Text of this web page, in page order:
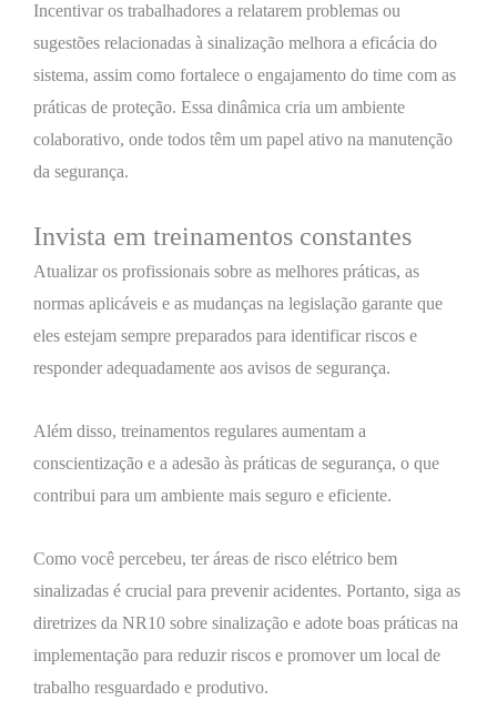
Incentivar os trabalhadores a relatarem problemas ou
sugestões relacionadas à sinalização melhora a eficácia do
sistema, assim como fortalece o engajamento do time com as
práticas de proteção. Essa dinâmica cria um ambiente
colaborativo, onde todos têm um papel ativo na manutenção
da segurança.
Invista em treinamentos constantes
Atualizar os profissionais sobre as melhores práticas, as
normas aplicáveis e as mudanças na legislação garante que
eles estejam sempre preparados para identificar riscos e
responder adequadamente aos avisos de segurança.
Além disso, treinamentos regulares aumentam a
conscientização e a adesão às práticas de segurança, o que
contribui para um ambiente mais seguro e eficiente.
Como você percebeu, ter áreas de risco elétrico bem
sinalizadas é crucial para prevenir acidentes. Portanto, siga as
diretrizes da NR10 sobre sinalização e adote boas práticas na
implementação para reduzir riscos e promover um local de
trabalho resguardado e produtivo.